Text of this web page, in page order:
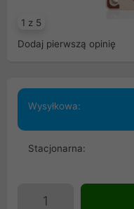
1 z 5
Dodaj pierwszą opinię
Wysyłkowa:
Stacjonarna: